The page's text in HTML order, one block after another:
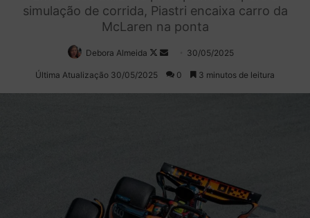
simulação de corrida, Piastri encaixa carro da
McLaren na ponta
Debora Almeida
Follow
on
Mande
um
30/05/2025
Última Atualização 30/05/2025 0 3 minutos de leitura